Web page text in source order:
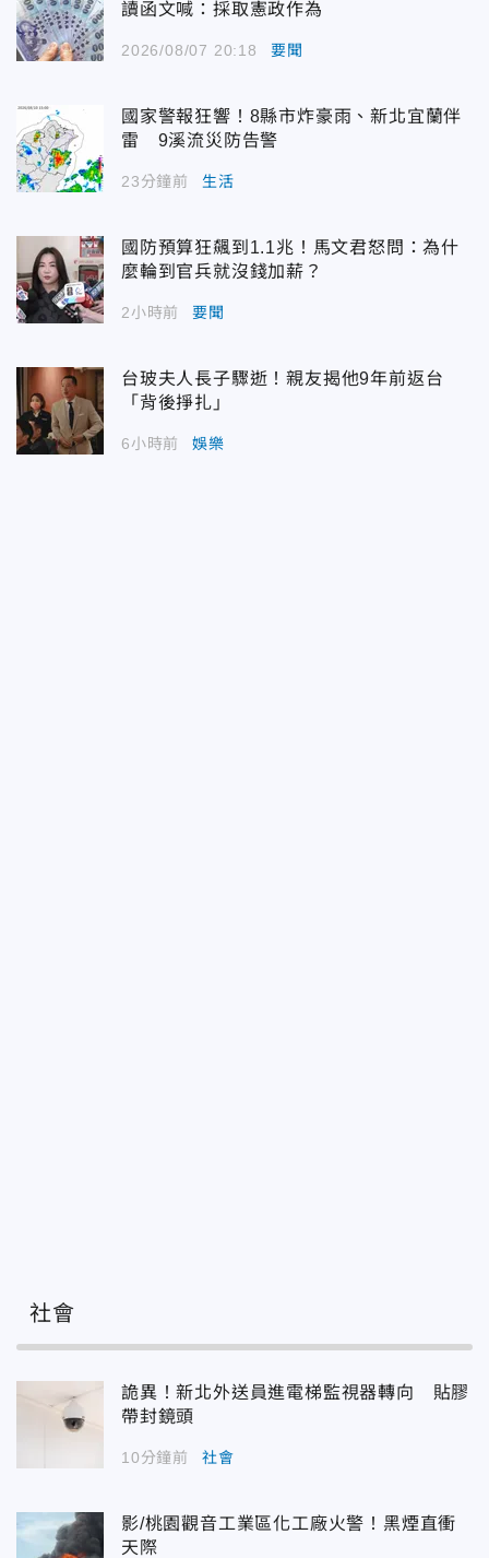
讀函文喊：採取憲政作為
2026/08/07 20:18 要聞
國家警報狂響！8縣市炸豪雨、新北宜蘭伴
雷 9溪流災防告警
23分鐘前 生活
國防預算狂飆到1.1兆！馬文君怒問：為什
麼輪到官兵就沒錢加薪？
2小時前 要聞
台玻夫人長子驟逝！親友揭他9年前返台
「背後掙扎」
6小時前 娛樂
社會
詭異！新北外送員進電梯監視器轉向 貼膠
帶封鏡頭
10分鐘前 社會
影/桃園觀音工業區化工廠火警！黑煙直衝
天際